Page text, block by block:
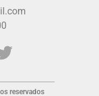
reservados